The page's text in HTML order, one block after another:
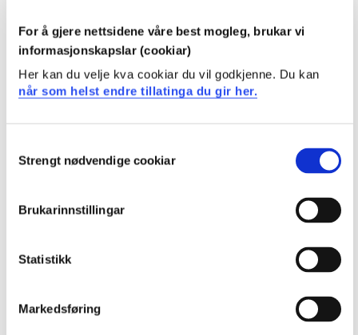
For å gjere nettsidene våre best mogleg, brukar vi
informasjonskapslar (cookiar)
Her kan du velje kva cookiar du vil godkjenne. Du kan
når som helst endre tillatinga du gir her.
Selection
Strengt nødvendige cookiar
Brukarinnstillingar
Statistikk
Markedsføring
Kandidaten har kunnskap om hjelpe- og
støttelitteratur for produksjon av 3D-modeller
Kandidaten har kunnskap om Creo Paramteric -
miljøene: Part, Assembly, Weld og Sheet Metal, og
Kandidaten kan anvende moderne programvare for
Paramteric